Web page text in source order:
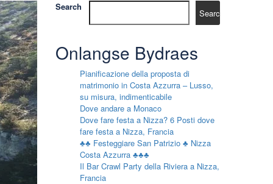
Search
Search
Onlangse Bydraes
Pianificazione della proposta di
matrimonio in Costa Azzurra – Lusso,
su misura, indimenticabile
Dove andare a Monaco
Dove fare festa a Nizza? 6 Posti dove
fare festa a Nizza, Francia
♣♣ Festeggiare San Patrizio ♣ Nizza
Costa Azzurra ♣♣♣
Il Bar Crawl Party della Riviera a Nizza,
Francia